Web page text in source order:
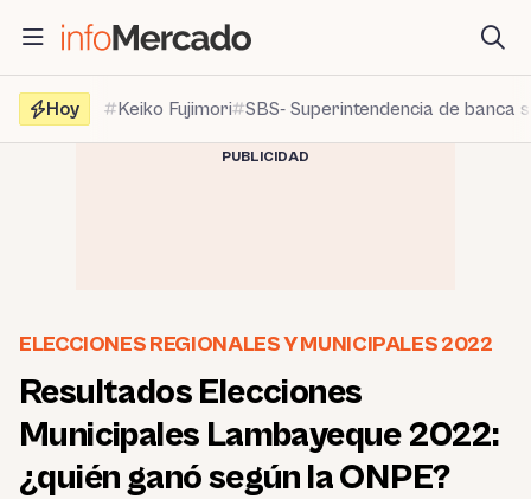
contenido
Hoy
Keiko Fujimori SBS- Superintendencia de banca
PUBLICIDAD
ELECCIONES REGIONALES Y MUNICIPALES 2022
Resultados Elecciones
Municipales Lambayeque 2022:
¿quién ganó según la ONPE?